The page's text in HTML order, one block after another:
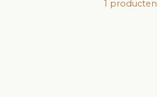
1 producten